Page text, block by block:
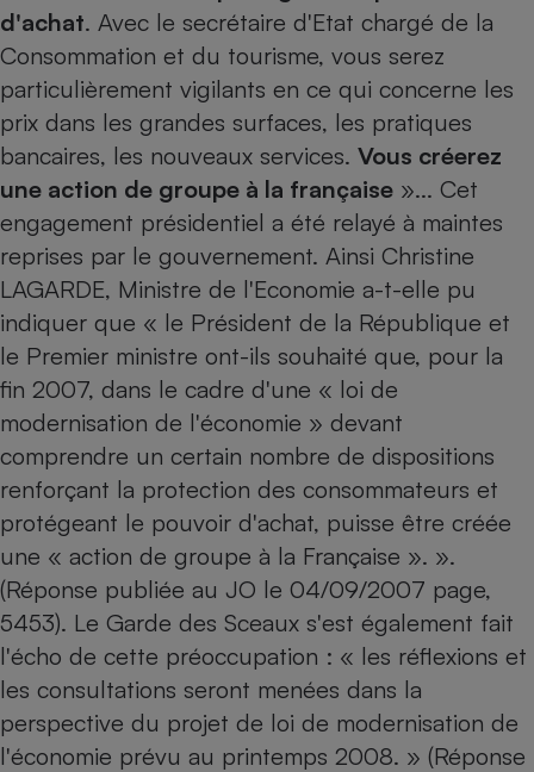
d'achat. Avec le secrétaire d'Etat chargé de la
Consommation et du tourisme, vous serez
particulièrement vigilants en ce qui concerne les
prix dans les grandes surfaces, les pratiques
bancaires, les nouveaux services. Vous créerez
une action de groupe à la française »... Cet
engagement présidentiel a été relayé à maintes
reprises par le gouvernement. Ainsi Christine
LAGARDE, Ministre de l'Economie a-t-elle pu
indiquer que « le Président de la République et
le Premier ministre ont-ils souhaité que, pour la
fin 2007, dans le cadre d'une « loi de
modernisation de l'économie » devant
comprendre un certain nombre de dispositions
renforçant la protection des consommateurs et
protégeant le pouvoir d'achat, puisse être créée
une « action de groupe à la Française ». ».
(Réponse publiée au JO le 04/09/2007 page,
5453). Le Garde des Sceaux s'est également fait
l'écho de cette préoccupation : « les réflexions et
les consultations seront menées dans la
perspective du projet de loi de modernisation de
l'économie prévu au printemps 2008. » (Réponse